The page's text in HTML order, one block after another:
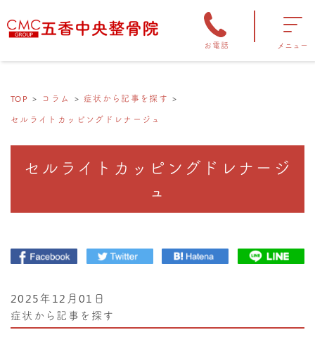
お電話 メニュー
TOP コラム
症状から記事を探す
セルライトカッピングドレナージュ
セルライトカッピングドレナージ
ュ
2025年12月01日
症状から記事を探す